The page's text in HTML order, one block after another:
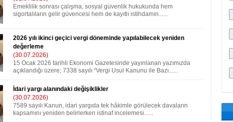
Emeklilik sonrası çalışma, sosyal güvenlik hukukunda hem
sigortalıların gelir güvencesi hem de kayıtlı istihdamın......
2026 yılı ikinci geçici vergi döneminde yapılabilecek yeniden
değerleme
(30.07.2026)
15 Ocak 2026 tarihli Ekonomi Gazetesinde yayınlanan yazımızda
açıklandığı üzere; 7338 sayılı “Vergi Usul Kanunu ile Bazı......
İdari yargı alanındaki değişiklikler
(30.07.2026)
7589 sayılı Kanun, idari yargıda tek hâkimle görülecek davaların
kapsamını yeniden belirlerken istinaf incelemesi......